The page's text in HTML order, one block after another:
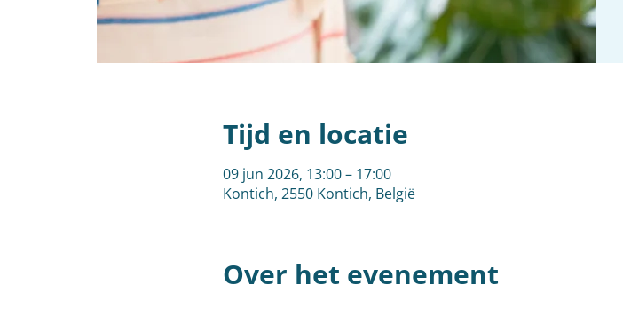
Tijd en locatie
09 jun 2026, 13:00 – 17:00
Kontich, 2550 Kontich, België
Over het evenement